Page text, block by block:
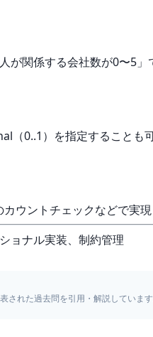
が関係する会社数が0〜5
（0..1）を指定することも
ウントチェックなどで実現
ョナル実装、制約管理
れた過去問を引用・解説しています